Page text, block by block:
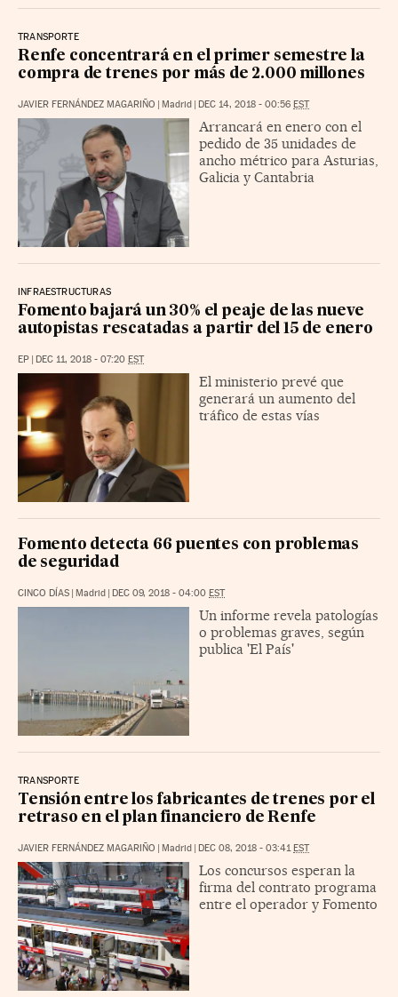
TRANSPORTE
Renfe concentrará en el primer semestre la
compra de trenes por más de 2.000 millones
JAVIER FERNÁNDEZ MAGARIÑO | Madrid | DEC 14, 2018 - 00:56 EST
Arrancará en enero con el
pedido de 35 unidades de
ancho métrico para Asturias,
Galicia y Cantabria
INFRAESTRUCTURAS
Fomento bajará un 30% el peaje de las nueve
autopistas rescatadas a partir del 15 de enero
EP | DEC 11, 2018 - 07:20 EST
El ministerio prevé que
generará un aumento del
tráfico de estas vías
Fomento detecta 66 puentes con problemas
de seguridad
CINCO DÍAS | Madrid | DEC 09, 2018 - 04:00 EST
Un informe revela patologías
o problemas graves, según
publica 'El País'
TRANSPORTE
Tensión entre los fabricantes de trenes por el
retraso en el plan financiero de Renfe
JAVIER FERNÁNDEZ MAGARIÑO | Madrid | DEC 08, 2018 - 03:41 EST
Los concursos esperan la
firma del contrato programa
entre el operador y Fomento